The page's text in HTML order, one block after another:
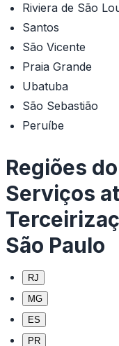
Riviera de São
Santos
São Vicente
Praia Grande
Ubatuba
São Sebastião
Peruíbe
Regiões
Serviços
São Paulo
RJ
MG
ES
PR